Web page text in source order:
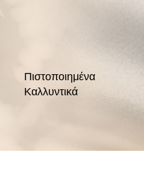
Πιστοποιημένα
Καλλυντικά